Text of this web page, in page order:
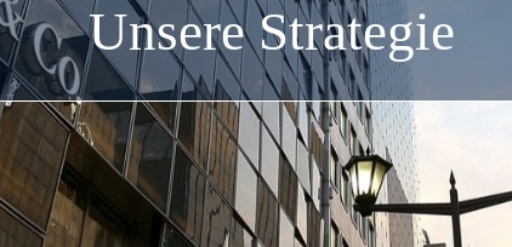
Unsere Strategie